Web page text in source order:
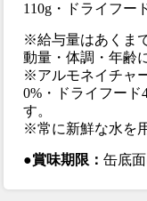
110g・ドライフー
※給与量はあくま
動量・体調・年齢
※アルモネイチャ
0%・ドライフード
す。
※常に新鮮な水を
●賞味期限：缶底